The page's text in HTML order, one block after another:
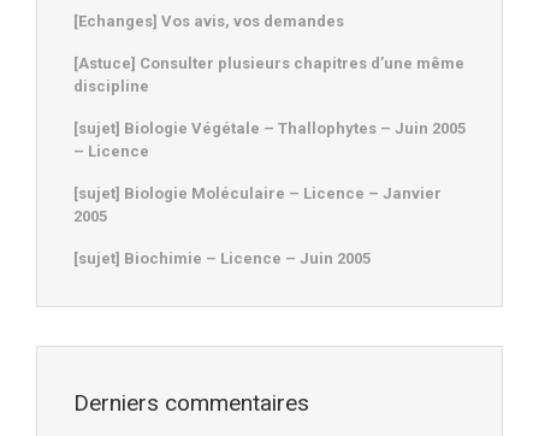
[Echanges] Vos avis, vos demandes
[Astuce] Consulter plusieurs chapitres d’une même
discipline
[sujet] Biologie Végétale – Thallophytes – Juin 2005
– Licence
[sujet] Biologie Moléculaire – Licence – Janvier
2005
[sujet] Biochimie – Licence – Juin 2005
Derniers commentaires